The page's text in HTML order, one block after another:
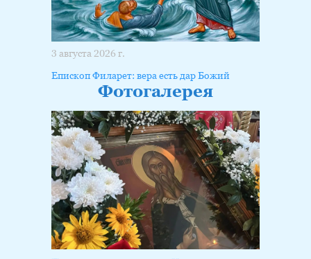
3 августа 2026 г.
Епископ Филарет: вера есть дар Божий
Фотогалерея